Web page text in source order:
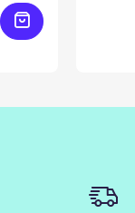
Ajouter au panier